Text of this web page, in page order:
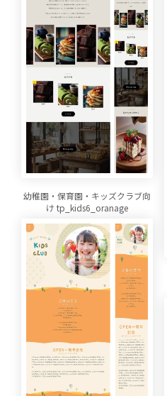
幼稚園・保育園・キッズクラブ向
け tp_kids6_oranage